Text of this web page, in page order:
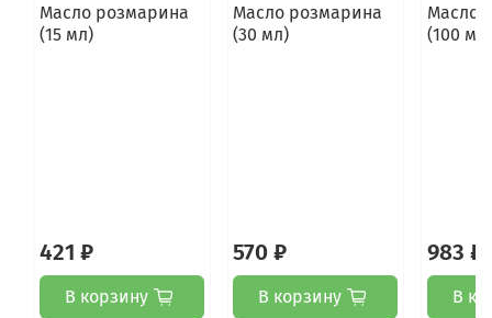
Масло розмарина
(15 мл)
421 ₽
В корзину
Масло розмарина
(30 мл)
570 ₽
В корзину
Масло
(100 мл)
983 ₽
В